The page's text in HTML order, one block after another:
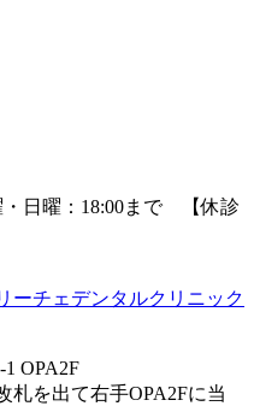
・日曜：18:00まで 【休診
OPA2F
札を出て右手OPA2Fに当